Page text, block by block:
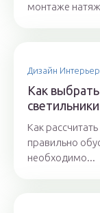
монтаже
Дизайн
Как
светильники
Как
правильно
необходимо...